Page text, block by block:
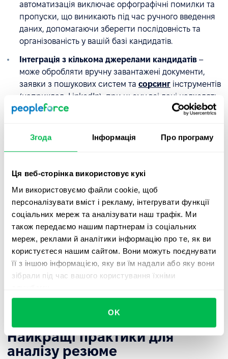
Згода Інформація Про програму
Ця веб-сторінка використовує кукі
Ми використовуємо файли cookie, щоб
персоналізувати вміст і рекламу, інтегрувати функції
соціальних мереж та аналізувати наш трафік. Ми
також передаємо нашим партнерам із соціальних
мереж, реклами й аналітики інформацію про те, як ви
користуєтеся нашим сайтом. Вони можуть поєднувати
її з іншою інформацією, яку ви їм надали або яку вони
зібрали під час вашого користування їхніми
OK
автоматизація виключає орфографічні помилки та
пропуски, що виникають під час ручного введення
даних, допомагаючи зберегти послідовність та
організованість у вашій базі кандидатів.
Інтеграція з кількома джерелами кандидатів –
може обробляти вручну завантажені документи,
заявки з пошукових систем та сорсинг інструментів
(наприклад, LinkedIn), при цьому всі дані надходять
в одну базу для спрощення
управління набором
Покращене відбор кандидатів
– структуровані дані
дозволяють легко фільтрувати кандидатів за
посади або ділитися профілями з командою без
відкриття десятків PDF-файлів.
Облаштований штучним інтелектомPeopleForce
розширення Prospectorзабезпечує автоматичне
заповнення інформації про кандидатів, знайденої на
платформах таких як LinkedIn, Djinni, Dou та GitHub.
Детальну інформацію можна знайти уцієї статті. Ми
постійно вдосконалюємо наш парсинг-двигун, щоб
Найкращі практики для
аналізу резюме